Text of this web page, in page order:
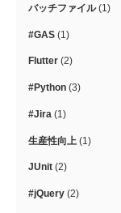
バッチファイル(1)
#GAS (1)
Flutter (2)
#Python (3)
#Jira (1)
生産性向上 (1)
JUnit (2)
#jQuery (2)